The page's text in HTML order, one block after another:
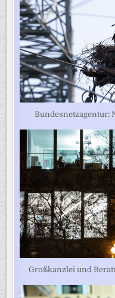
Bundesnetzagentur:
Großkanzlei und